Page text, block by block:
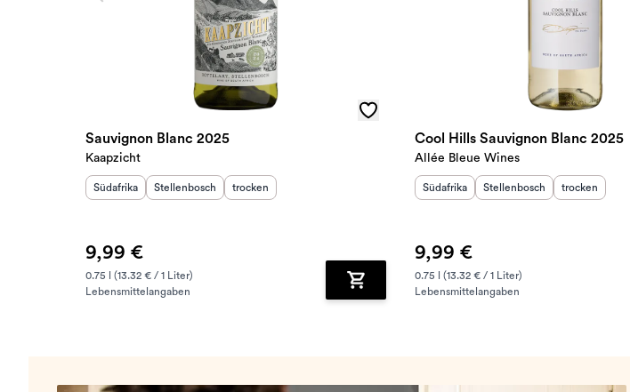
Sauvignon Blanc 2025
Kaapzicht
Herkunftsland:
Südafrika Herkunftsregion :
Stellenbosch Geschmack
trocken
9,99 €
0.75 l (13.32 € / 1 Liter)
Lebensmittelangaben
Zum Warenkorb hinzufügen
Cool Hills Sauvignon Blanc 2025
Allée Bleue Wines
Herkunftsland:
Südafrika Herkunftsregion :
Stellenbosch Geschmack
trocken
9,99 €
0.75 l (13.32 € / 1 Liter)
Lebensmittelangaben